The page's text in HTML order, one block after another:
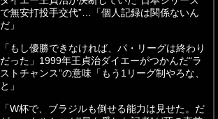
で無安打投手交代”…「個人記録は関係ないん
だ」
「もし優勝できなければ、パ・リーグは終わり
だった」1999年王貞治ダイエーがつかんだ“ラ
ストチャンス”の意味「もう1リーグ制やろな、
と」
「W杯で、ブラジルも倒せる能力は見せた。だ